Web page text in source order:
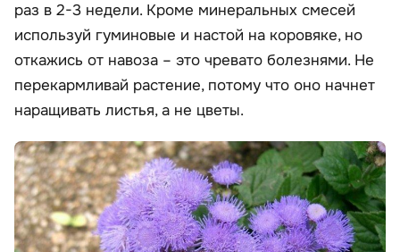
раз в 2-3 недели. Кроме минеральных смесей
используй гуминовые и настой на коровяке, но
откажись от навоза – это чревато болезнями. Не
перекармливай растение, потому что оно начнет
наращивать листья, а не цветы.